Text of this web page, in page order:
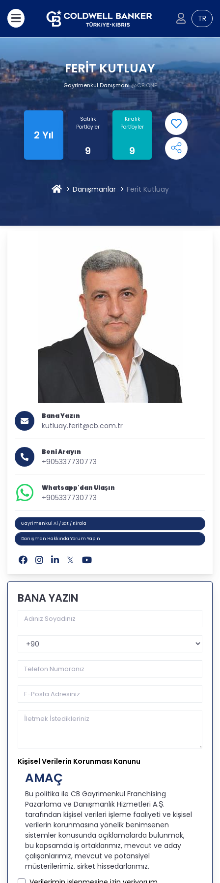
TR
FERİT KUTLUAY
Gayrimenkul Danışmanı@CB ONE
2 Yıl
Satılık
Portföyler
9
Kiralık
Portföyler
9
Danışmanlar Ferit Kutluay
Bana Yazın
kutluay.ferit@cb.com.tr
Beni Arayın
+905337730773
Whatsapp'dan Ulaşın
+905337730773
Gayrimenkul Al / Sat / Kirala
Danışman Hakkında Yorum Yapın
BANA YAZIN
Telefon Kodu
Kişisel Verilerin Korunması Kanunu
AMAÇ
Bu politika ile CB Gayrimenkul Franchising
Pazarlama ve Danışmanlık Hizmetleri A.Ş.
tarafından kişisel verileri işleme faaliyeti ve kişisel
verilerin korunmasına yönelik benimsenen
sistemler konusunda açıklamalarda bulunmak,
bu kapsamda iş ortaklarımız, mevcut ve aday
çalışanlarımız, mevcut ve potansiyel
müşterilerimiz, şirket hissedarlarımız,